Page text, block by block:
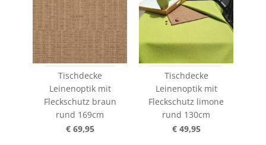
Tischdecke
Leinenoptik mit
Fleckschutz braun
rund 169cm
€ 69,95
Tischdecke
Leinenoptik mit
Fleckschutz limone
rund 130cm
€ 49,95